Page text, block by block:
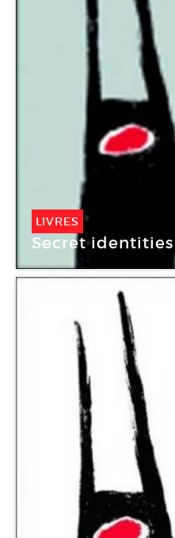
LIVRES
Secret identities